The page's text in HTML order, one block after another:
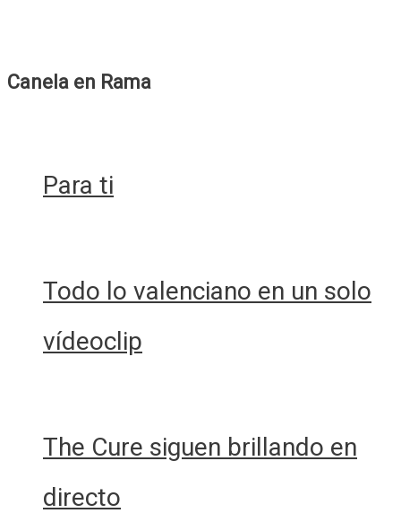
Don
Canela en Rama
Para ti
Todo lo valenciano en un solo
vídeoclip
The Cure siguen brillando en
directo